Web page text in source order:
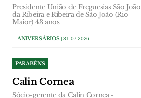
Presidente União de Freguesias São João
da Ribeira e Ribeira de São João (Rio
Maior) 43 anos
ANIVERSÁRIOS| 31-07-2026
PARABÉNS
Calin Cornea
Sócio-gerente da Calin Cornea -